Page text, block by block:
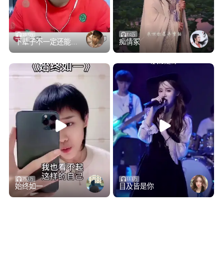
16.7万
下辈子不一定还能遇见你(纯享吉他版)
7.0万
痴情冢
75.1万
始终如一
11.1万
目及皆是你